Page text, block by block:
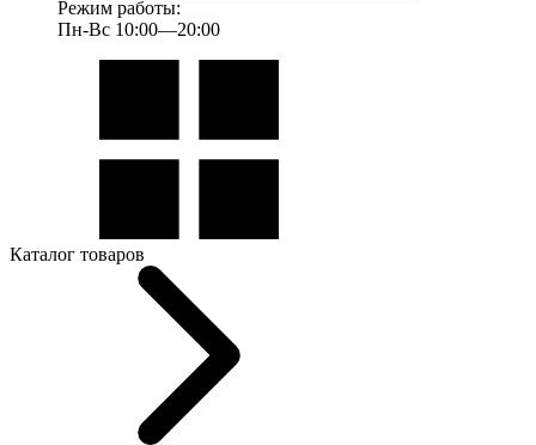
Режим работы:
Пн-Вс 10:00—20:00
Каталог товаров